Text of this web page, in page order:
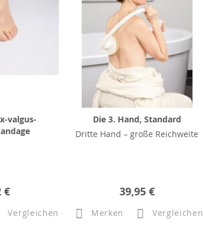
valgus-
€
Vergleichen
Die 3. Hand, Standard
Dritte Hand – große Reichweite
39,95 €
Merken Vergleichen